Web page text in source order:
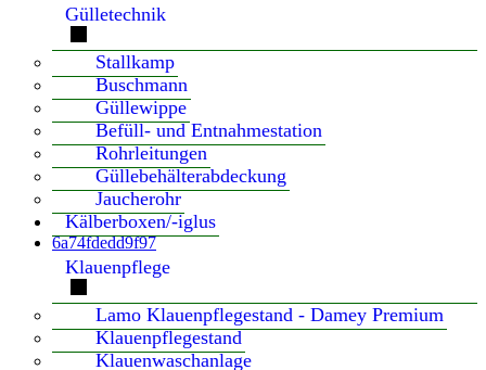
Gülletechnik
Stallkamp
Buschmann
Güllewippe
Befüll- und Entnahmestation
Rohrleitungen
Güllebehälterabdeckung
Jaucherohr
Kälberboxen/-iglus
6a74fdedd9f97
Klauenpflege
Lamo Klauenpflegestand - Damey Premium
Klauenpflegestand
Klauenwaschanlage